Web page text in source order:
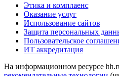
Этика и комплаенс
Оказание услуг
Использование сайтов
Защита персональных
Пользовательское
ИТ аккредитация
На информационном ресурсе